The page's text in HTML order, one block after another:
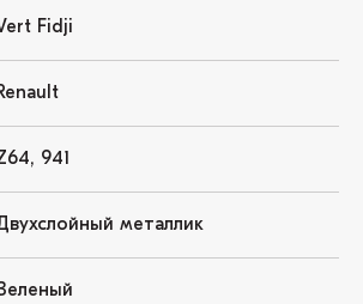
Fidji
941
металлик